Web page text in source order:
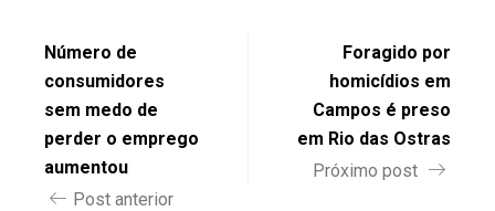
Número de
consumidores
sem medo de
perder o emprego
aumentou
Post anterior
Foragido por
homicídios em
Campos é preso
em Rio das Ostras
Próximo post